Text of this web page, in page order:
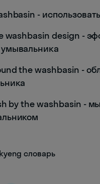
-
washbasin design -
the washbasin -
by the washbasin -
словарь